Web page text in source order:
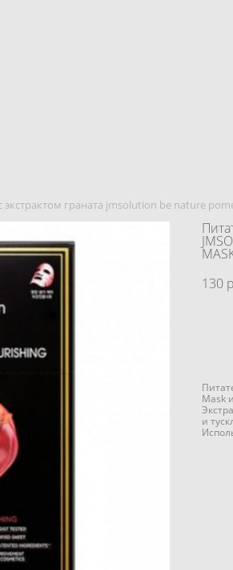
экстрактом граната jmsolution be nature
130
Mask
и